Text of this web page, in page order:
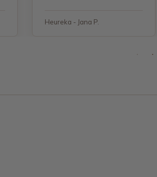
Heureka - Jana P.